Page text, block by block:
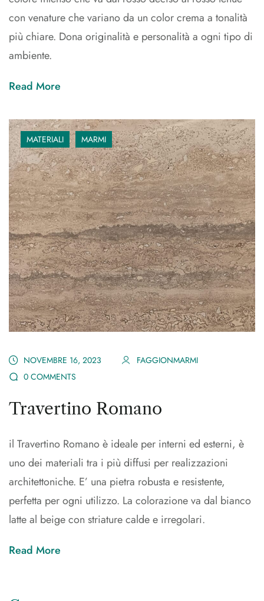
con venature che variano da un color crema a tonalità
più chiare. Dona originalità e personalità a ogni tipo di
ambiente.
Read More
MATERIALI MARMI
NOVEMBRE 16, 2023
FAGGIONMARMI
0 COMMENTS
Travertino Romano
il Travertino Romano è ideale per interni ed esterni, è
uno dei materiali tra i più diffusi per realizzazioni
architettoniche. E’ una pietra robusta e resistente,
perfetta per ogni utilizzo. La colorazione va dal bianco
latte al beige con striature calde e irregolari.
Read More